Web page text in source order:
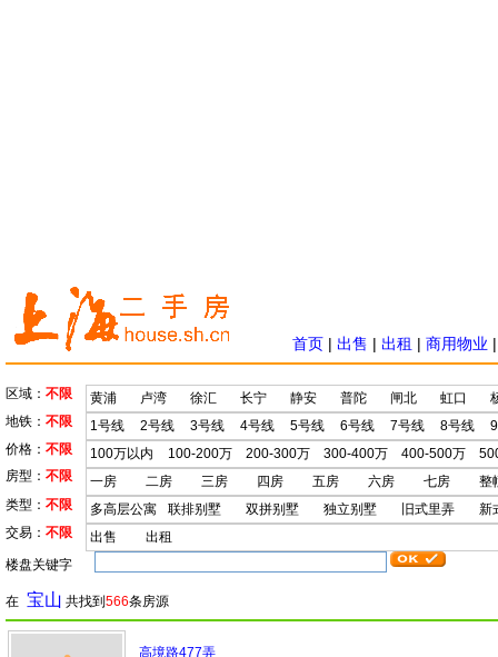
首页 | 出售 | 出租 | 商用物业
区域： 不限 黄浦 卢湾 徐汇 长宁 静安 普陀 闸北 虹口
地铁： 不限 1号线 2号线 3号线 4号线 5号线 6号线 7号线 8号线
价格： 不限 100万以内 100-200万 200-300万 300-400万 400-500万
房型： 不限 一房 二房 三房 四房 五房 六房 七房
整
类型： 不限 多高层公寓 联排别墅 双拼别墅 独立别墅 旧式里弄
新
交易： 不限 出售
出租
楼盘关键字